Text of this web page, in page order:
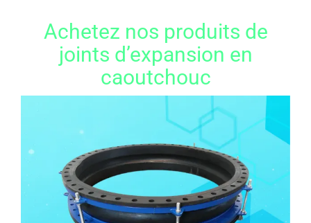
Achetez nos produits de
joints d’expansion en
caoutchouc